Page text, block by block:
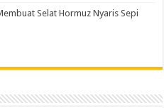
Selat Hormuz Nyaris Sepi